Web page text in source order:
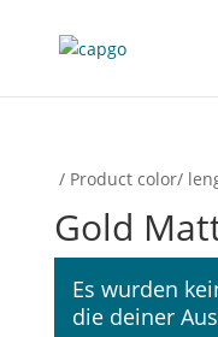
/ Product color/
Gold
Es wurden
die deiner